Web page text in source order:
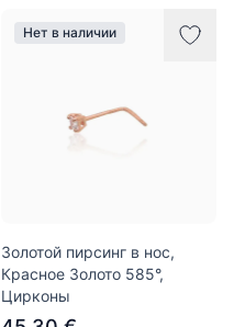
Нет в наличии
Золотой пирсинг в нос,
Красное Золото 585°,
Цирконы